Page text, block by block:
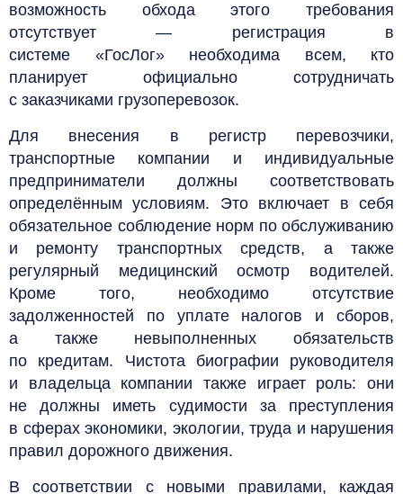
возможность обхода этого требования
отсутствует — регистрация в
системе «ГосЛог»
необходима всем, кто
планирует официально сотрудничать
с заказчиками грузоперевозок.
Для внесения в регистр перевозчики,
транспортные компании и индивидуальные
предприниматели должны соответствовать
определённым условиям. Это включает в себя
обязательное соблюдение норм по обслуживанию
и ремонту транспортных средств, а также
регулярный медицинский осмотр водителей.
Кроме того, необходимо отсутствие
задолженностей по уплате налогов и сборов,
а также невыполненных обязательств
по кредитам. Чистота биографии руководителя
и владельца компании также играет роль: они
не должны иметь судимости за преступления
в сферах экономики, экологии, труда и нарушения
правил дорожного движения.
В соответствии с новыми правилами, каждая